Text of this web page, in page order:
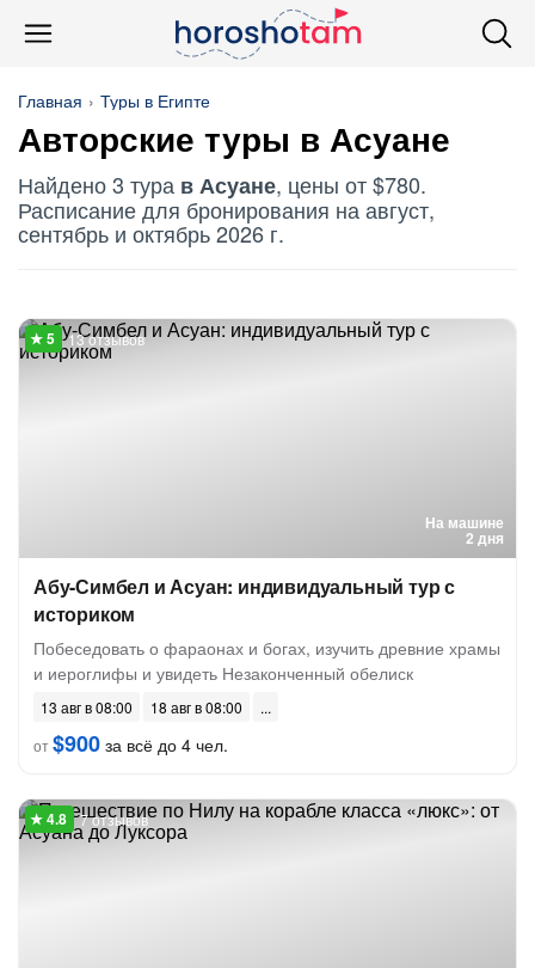
Главная Туры в Египте
Авторские туры в Асуане
Найдено 3 тура в Асуане, цены от $780.
Расписание для бронирования на август,
сентябрь и октябрь 2026 г.
На машине
2 дня
13 отзывов
Абу-Симбел и Асуан: индивидуальный тур с
историком
Побеседовать о фараонах и богах, изучить древние храмы
и иероглифы и увидеть Незаконченный обелиск
13 авг в 08:00
18 авг в 08:00
от$900 за всё до 4 чел.
7 отзывов